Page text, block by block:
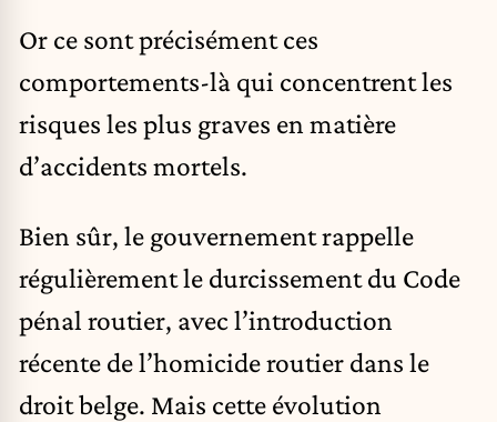
Or ce sont précisément ces
comportements-là qui concentrent les
risques les plus graves en matière
d’accidents mortels.
Bien sûr, le gouvernement rappelle
régulièrement le durcissement du Code
pénal routier, avec l’introduction
récente de l’homicide routier dans le
droit belge. Mais cette évolution